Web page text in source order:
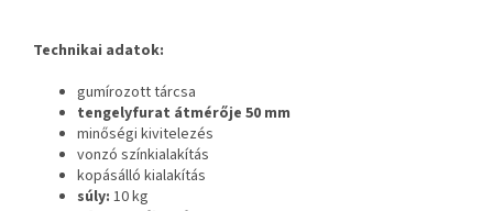
Technikai adatok:
gumírozott tárcsa
tengelyfurat átmérője 50 mm
minőségi kivitelezés
vonzó színkialakítás
kopásálló kialakítás
súly: 10 kg